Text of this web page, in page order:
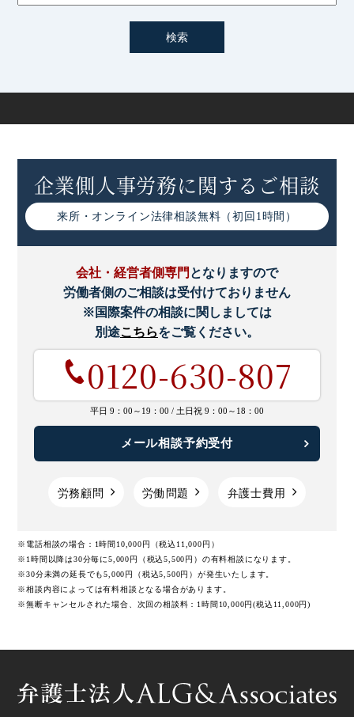
企業側人事労務に関するご相談
来所・オンライン法律相談無料（初回1時間）
会社・経営者側専門 となりますので
労働者側のご相談は受付けておりません
※国際案件の相談に関しましては
別途こちらをご覧ください。
0120-630-807
平日 9：00～19：00 / 土日祝 9：00～18：00
メール相談予約受付
労務顧問 労働問題 弁護士費用
※電話相談の場合：1時間10,000円（税込11,000円）
※1時間以降は30分毎に5,000円（税込5,500円）の有料相談になります。
※30分未満の延長でも5,000円（税込5,500円）が発生いたします。
※相談内容によっては有料相談となる場合があります。
※無断キャンセルされた場合、次回の相談料：1時間10,000円(税込11,000円)